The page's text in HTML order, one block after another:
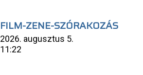
FILM-ZENE-SZÓRAKOZÁS
2026. augusztus 5.
11:22